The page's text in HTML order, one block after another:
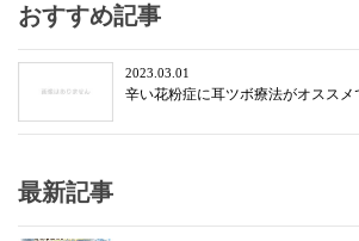
おすすめ記事
2023.03.01
辛い花粉症に耳ツボ療法がオススメ
最新記事